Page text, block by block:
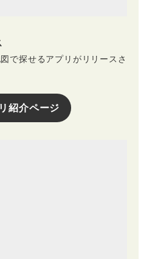
で探せるアプリがリリースさ
紹介ページ